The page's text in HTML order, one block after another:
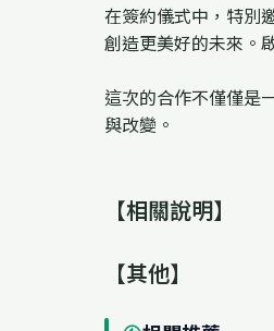
在簽約儀式中，特別
創造更美好的未來。
這次的合作不僅僅是
與改變。
【相關說明】
【其他】